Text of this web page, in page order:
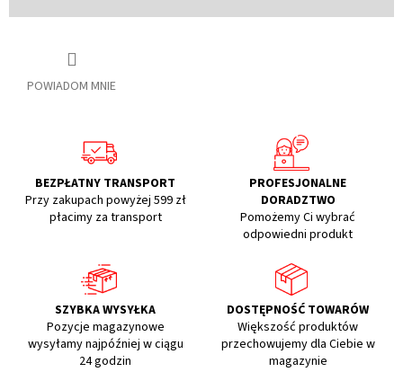
POWIADOM MNIE
BEZPŁATNY TRANSPORT
Przy zakupach powyżej 599 zł
płacimy za transport
PROFESJONALNE
DORADZTWO
Pomożemy Ci wybrać
odpowiedni produkt
SZYBKA WYSYŁKA
Pozycje magazynowe
wysyłamy najpóźniej w ciągu
24 godzin
DOSTĘPNOŚĆ TOWARÓW
Większość produktów
przechowujemy dla Ciebie w
magazynie